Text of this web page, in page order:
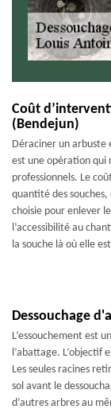
Coût
(Bendejun)
Déraciner un arbuste
est une opération qui
professionnels. Le
quantité des souches,
choisie pour enlever
l’accessibilité au
la souche là où elle
Dessouchage
L’essouchement est
l’abattage. L’objectif
Les seules racines
sol avant le
d’autres arbres au